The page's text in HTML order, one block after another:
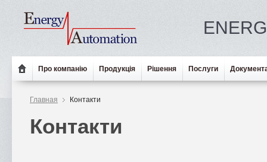
Про компанію Продукція Рішення Послуги
Главная Контакти
Контакти